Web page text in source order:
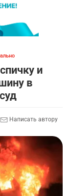
и
в
Написать автору